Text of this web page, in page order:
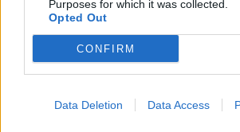
Purposes for which it was collected.
Opted Out
CONFIRM
Data Deletion Data Access
Greendex szemle